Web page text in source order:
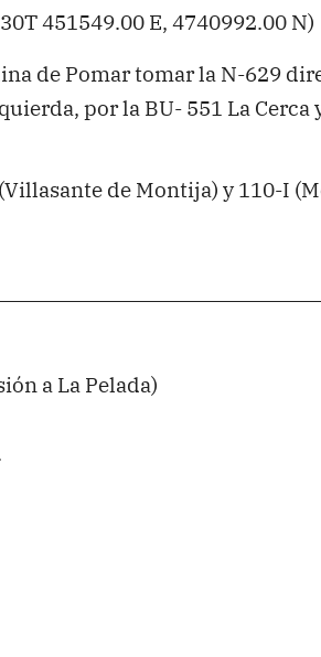
451549.00 E, 4740992.00 N)
de Pomar tomar la N-629
por la BU- 551 La Cerca
de Montija) y 110-I
a La Pelada)